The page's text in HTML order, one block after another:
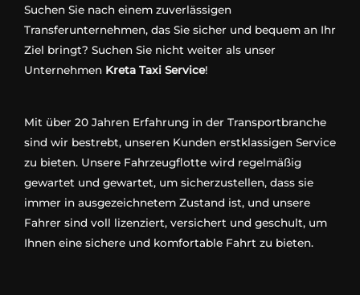
Suchen Sie nach einem zuverlässigen
Transferunternehmen, das Sie sicher und bequem an Ihr
Ziel bringt? Suchen Sie nicht weiter als unser
Unternehmen Kreta Taxi Service!
Mit über 20 Jahren Erfahrung in der Transportbranche
sind wir bestrebt, unseren Kunden erstklassigen Service
zu bieten. Unsere Fahrzeugflotte wird regelmäßig
gewartet und gewartet, um sicherzustellen, dass sie
immer in ausgezeichnetem Zustand ist, und unsere
Fahrer sind voll lizenziert, versichert und geschult, um
Ihnen eine sichere und komfortable Fahrt zu bieten.